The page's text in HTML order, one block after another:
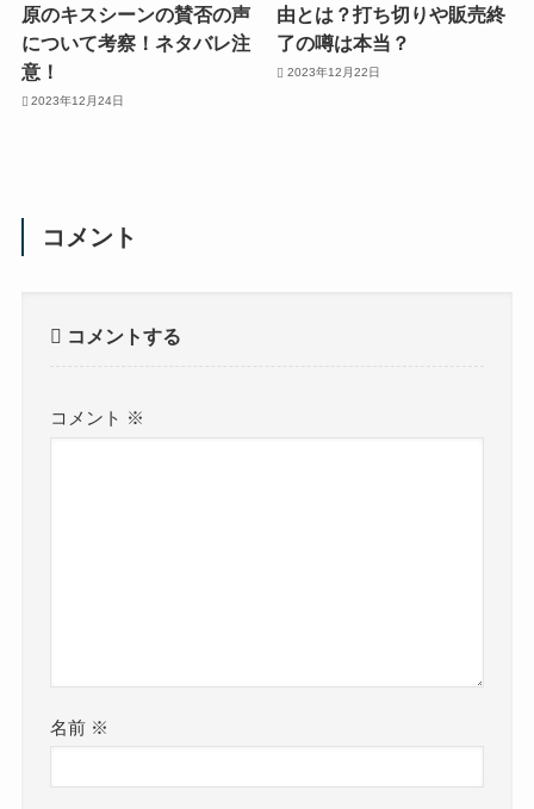
原のキスシーンの賛否の声
について考察！ネタバレ注
意！
2023年12月24日
由とは？打ち切りや販売終
了の噂は本当？
2023年12月22日
コメント
コメントする
コメント ※
名前 ※